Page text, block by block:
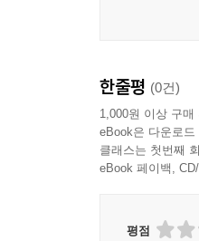
층위적 해체와
내 안의 무한한
선택적 생존:
유니버스의 흐름:
한줄평 (0건)
1,000원 이상 구매
eBook은 다운로
클래스는 첫번째
eBook 페이백,
평점